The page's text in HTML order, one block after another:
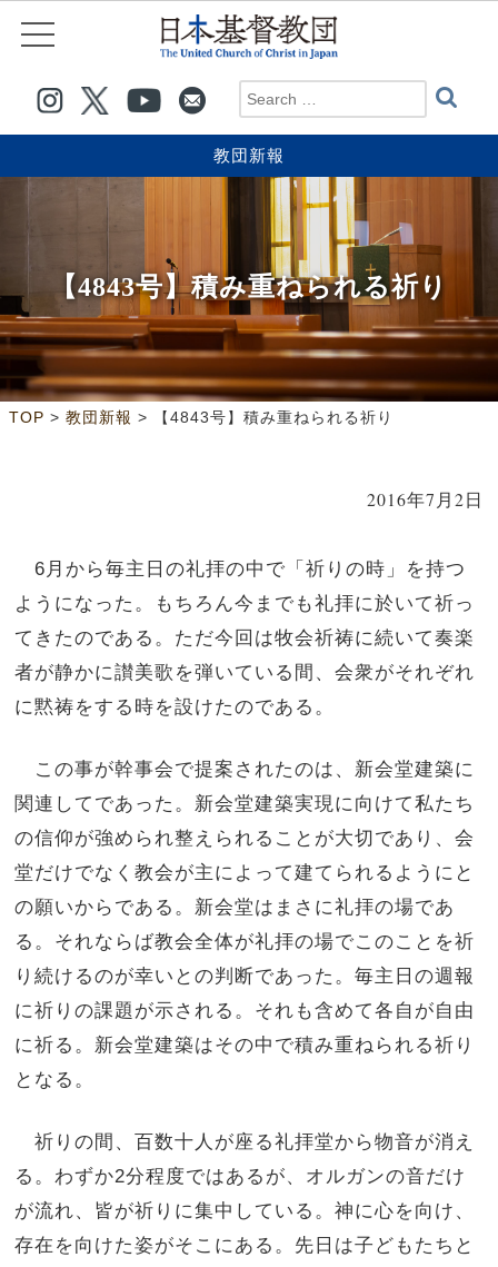
教団新報
【4843号】積み重ねられる祈り
TOP > 教団新報 > 【4843号】積み重ねられる祈り
2016年7月2日
6月から毎主日の礼拝の中で「祈りの時」を持つ
ようになった。もちろん今までも礼拝に於いて祈っ
てきたのである。ただ今回は牧会祈祷に続いて奏楽
者が静かに讃美歌を弾いている間、会衆がそれぞれ
に黙祷をする時を設けたのである。
この事が幹事会で提案されたのは、新会堂建築に
関連してであった。新会堂建築実現に向けて私たち
の信仰が強められ整えられることが大切であり、会
堂だけでなく教会が主によって建てられるようにと
の願いからである。新会堂はまさに礼拝の場であ
る。それならば教会全体が礼拝の場でこのことを祈
り続けるのが幸いとの判断であった。毎主日の週報
に祈りの課題が示される。それも含めて各自が自由
に祈る。新会堂建築はその中で積み重ねられる祈り
となる。
祈りの間、百数十人が座る礼拝堂から物音が消え
る。わずか2分程度ではあるが、オルガンの音だけ
が流れ、皆が祈りに集中している。神に心を向け、
存在を向けた姿がそこにある。先日は子どもたちと